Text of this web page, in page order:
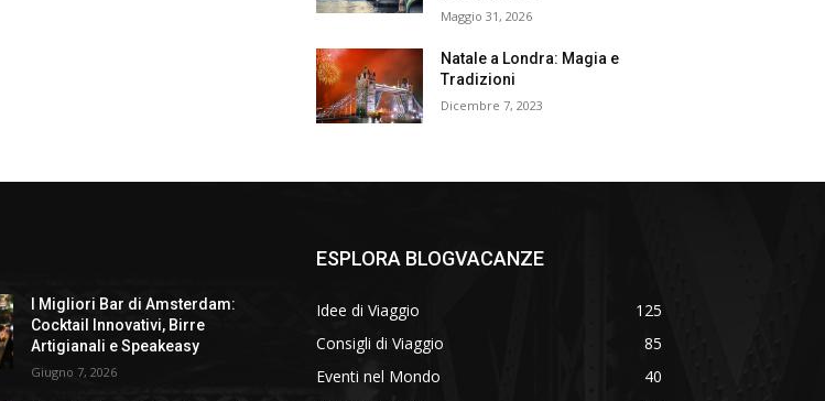
Maggio 31, 2026
Natale a Londra: Magia e
Tradizioni
Dicembre 7, 2023
I Migliori Bar di Amsterdam:
Cocktail Innovativi, Birre
Artigianali e Speakeasy
Giugno 7, 2026
ESPLORA BLOGVACANZE
Idee di Viaggio
125
Consigli di Viaggio
85
Eventi nel Mondo
40